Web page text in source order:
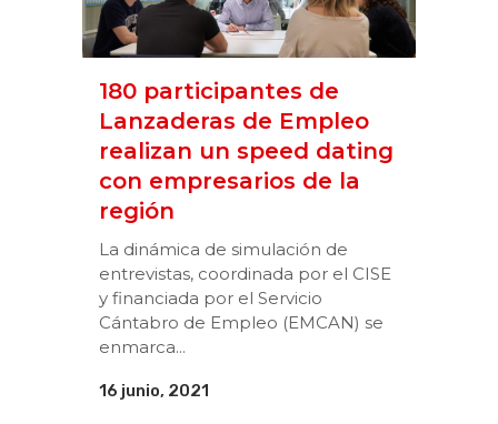
180 participantes de
Lanzaderas de Empleo
realizan un speed dating
con empresarios de la
región
La dinámica de simulación de
entrevistas, coordinada por el CISE
y financiada por el Servicio
Cántabro de Empleo (EMCAN) se
enmarca...
16 junio, 2021